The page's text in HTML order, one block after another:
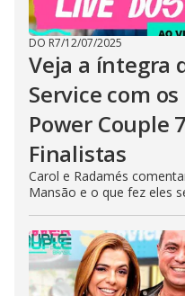
DO R7/12/07/2025
Veja a íntegra
Service com
Power Couple
Finalistas
Carol e Radamés
Mansão e o que fez eles